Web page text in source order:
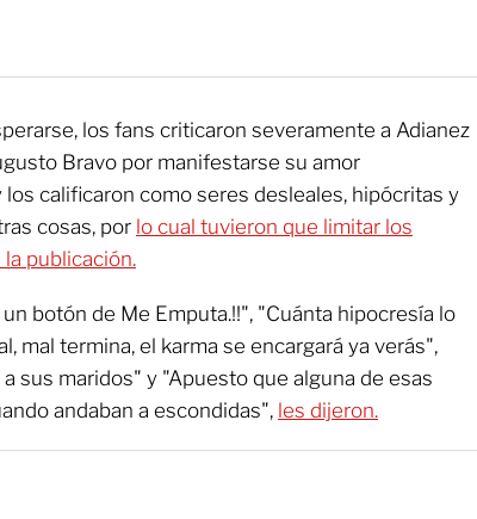
los fans criticaron severamente a Adianez
Bravo por manifestarse su amor
los calificaron como seres desleales, hipócritas y
cosas, por lo cual tuvieron que limitar los
publicación.
botón de Me Emputa.!!", "Cuánta hipocresía lo
mal termina, el karma se encargará ya verás",
sus maridos" y "Apuesto que alguna de esas
andaban a escondidas", les dijeron.